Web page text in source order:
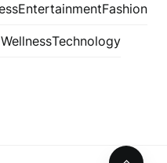
EntertainmentFashion
Technology